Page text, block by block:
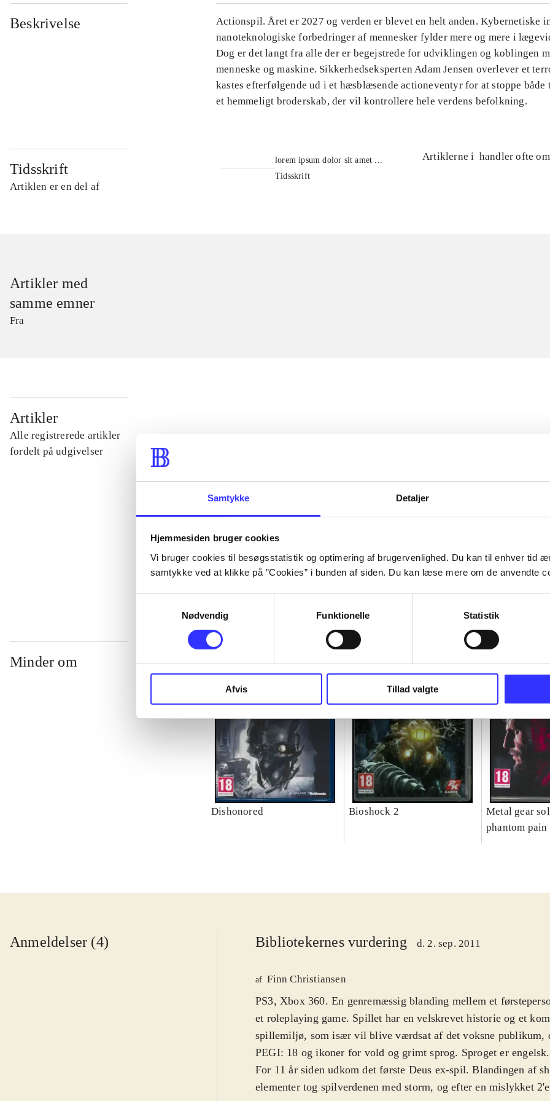
Samtykke Detaljer
Hjemmesiden bruger cookies
Vi bruger cookies til besøgsstatistik og optimering af brugervenlighed. Du kan til enhver tid
samtykke ved at klikke på ”Cookies” i bunden af siden. Du kan læse mere om de anvendte
Nødvendig
Funktionelle Statistik
Afvis Tillad valgte
Beskrivelse
Actionspil. Året er 2027 og verden er blevet en helt anden. Kybernetiske
nanoteknologiske forbedringer af mennesker fylder mere og mere i
Dog er det langt fra alle der er begejstrede for udviklingen og koblingen
menneske og maskine. Sikkerhedseksperten Adam Jensen overlever et
kastes efterfølgende ud i et hæsblæsende actioneventyr for at stoppe både
et hemmeligt broderskab, der vil kontrollere hele verdens befolkning.
Tidsskrift
Artiklen er en del af
lorem ipsum dolor sit amet ...
Tidsskrift
Artiklerne i handler ofte om
Artikler med
samme emner
Fra
Artikler
Alle registrerede artikler
fordelt på udgivelser
...
Minder om
Dishonored Bioshock 2
Metal gear
phantom
Anmeldelser (4) Bibliotekernes vurdering d. 2. sep. 2011
af Finn Christiansen
PS3, Xbox 360. En genremæssig blanding mellem et
et roleplaying game. Spillet har en velskrevet historie og et
spillemiljø, som især vil blive værdsat af det voksne publikum,
PEGI: 18 og ikoner for vold og grimt sprog. Sproget er engelsk
For 11 år siden udkom det første Deus ex-spil. Blandingen af
elementer tog spilverdenen med storm, og efter en mislykket